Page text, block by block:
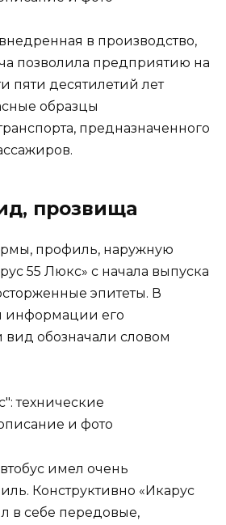
в производство,
позволила предприятию на
пяти десятилетий лет
образцы
предназначенного
прозвища
профиль, наружную
55 Люкс» с начала выпуска
эпитеты. В
информации его
вид обозначали словом
имел очень
Конструктивно «Икарус
в себе передовые,